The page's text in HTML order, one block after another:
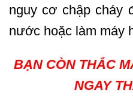
nguy cơ chập cháy
nước hoặc làm máy
BẠN CÒN THẮC
NGAY